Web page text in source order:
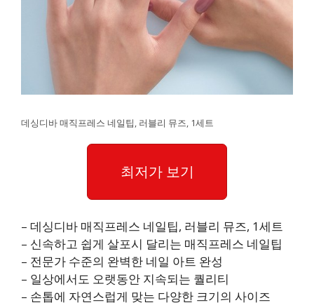
데싱디바 매직프레스 네일팁, 러블리 뮤즈, 1세트
최저가 보기
– 데싱디바 매직프레스 네일팁, 러블리 뮤즈, 1세트
– 신속하고 쉽게 살포시 달리는 매직프레스 네일팁
– 전문가 수준의 완벽한 네일 아트 완성
– 일상에서도 오랫동안 지속되는 퀄리티
– 손톱에 자연스럽게 맞는 다양한 크기의 사이즈